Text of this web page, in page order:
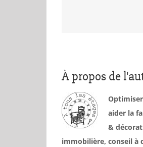
À propos de
aider la
&
immobilière, conseil à